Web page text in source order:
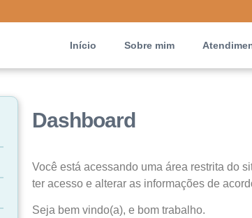
Início Sobre mim
Dashboard
Você está acessando uma área restrita do
ter acesso e alterar as informações de
Seja bem vindo(a), e bom trabalho.